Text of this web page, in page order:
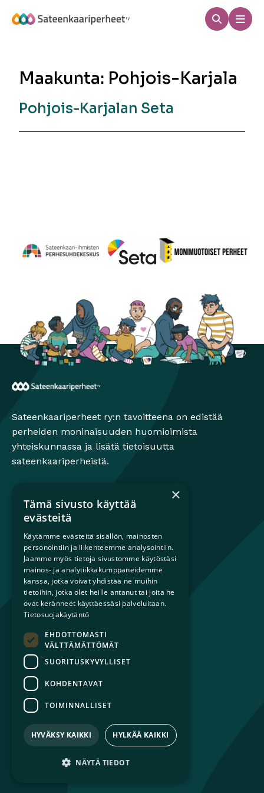
sisältöön
Haku
Maakunta: Pohjois-Karjala
Pohjois-Karjalan Seta
Sateenkaariperheet ry:n tavoitteena on edistää
perheiden moninaisuuden huomioimista
yhteiskunnassa ja lisätä tietoisuutta
sateenkaariperheistä.
Mikä on sateenkaariperhe?
Lapsiperheille
Ammattilaisille
Päättäjille
Ajankohtaista
Tilaa uutiskirje
Liity jäseneksi
Yhteystiedot
© 2026 Sateenkaariperheet ry
Tietosuojaseloste
Saavutettavuusseloste
Avautuu uuteen ikkunaan
Instagram
Avautuu uuteen ikkunaan
LinkedIn
Avautuu uuteen ikkunaan
×
Tämä sivusto käyttää
evästeitä
Käytämme evästeitä sisällön, mainosten
personointiin ja liikenteemme analysointiin.
Jaamme myös tietoja sivustomme käytöstäsi
mainos- ja analytiikkakumppaneidemme
kanssa, jotka voivat yhdistää ne muihin
tietoihin, jotka olet heille antanut tai joita he
ovat keränneet käyttäessäsi palveluitaan.
Tietosuojakäytäntö
EHDOTTOMASTI
VÄLTTÄMÄTTÖMÄT
SUORITUSKYVYLLISET
KOHDENTAVAT
TOIMINNALLISET
HYVÄKSY KAIKKI HYLKÄÄ KAIKKI
NÄYTÄ TIEDOT